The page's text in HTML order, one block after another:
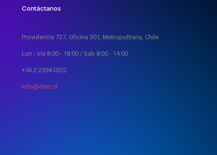
Contáctanos
Providencia 727, Oficina 301, Metropolitana, Chile
Lun - Vie 8:00 - 18:00 / Sab 8:00 - 14:00
+56 2 2594 0322
info@otec.cl